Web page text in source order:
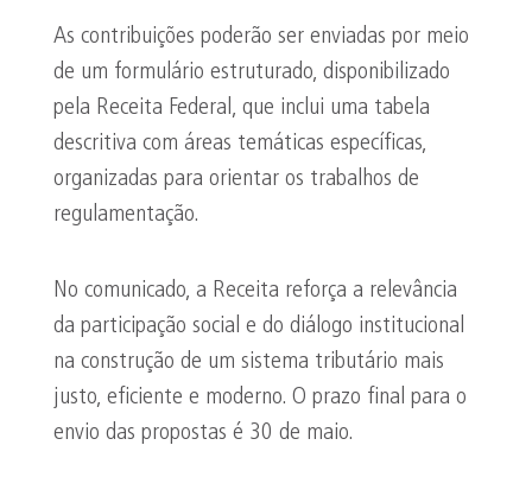
As contribuições poderão ser enviadas por meio
de um formulário estruturado, disponibilizado
pela Receita Federal, que inclui uma tabela
descritiva com áreas temáticas específicas,
organizadas para orientar os trabalhos de
regulamentação.
No comunicado, a Receita reforça a relevância
da participação social e do diálogo institucional
na construção de um sistema tributário mais
justo, eficiente e moderno. O prazo final para o
envio das propostas é 30 de maio.